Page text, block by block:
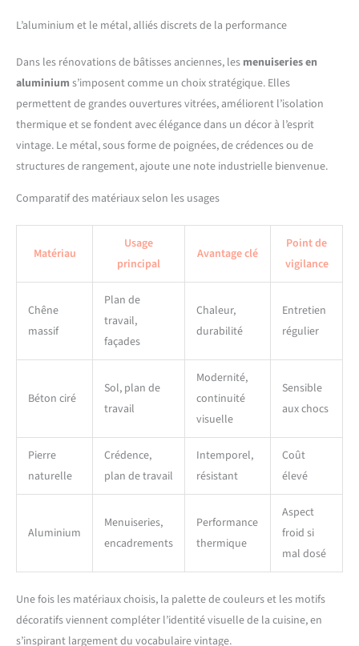
L’aluminium et le métal, alliés discrets de la performance
Dans les rénovations de bâtisses anciennes, les menuiseries en
aluminium s’imposent comme un choix stratégique. Elles
permettent de grandes ouvertures vitrées, améliorent l’isolation
thermique et se fondent avec élégance dans un décor à l’esprit
vintage. Le métal, sous forme de poignées, de crédences ou de
structures de rangement, ajoute une note industrielle bienvenue.
Comparatif des matériaux selon les usages
Matériau
Usage
principal
Avantage clé
Point de
vigilance
Chêne
massif
Plan de
travail,
façades
Chaleur,
durabilité
Entretien
régulier
Béton ciré
Sol, plan de
travail
Modernité,
continuité
visuelle
Sensible
aux chocs
Pierre
naturelle
Crédence,
plan de travail
Intemporel,
résistant
Coût
élevé
Aluminium
Menuiseries,
encadrements
Performance
thermique
Aspect
froid si
mal dosé
Une fois les matériaux choisis, la palette de couleurs et les motifs
décoratifs viennent compléter l’identité visuelle de la cuisine, en
s’inspirant largement du vocabulaire vintage.